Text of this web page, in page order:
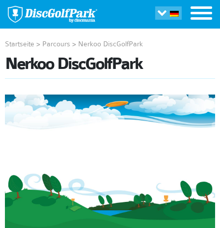
Startseite > Parcours > Nerkoo DiscGolfPark
Nerkoo DiscGolfPark